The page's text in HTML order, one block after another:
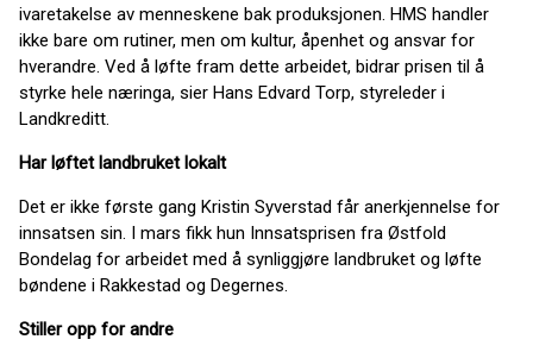
ivaretakelse av menneskene bak produksjonen. HMS handler
ikke bare om rutiner, men om kultur, åpenhet og ansvar for
hverandre. Ved å løfte fram dette arbeidet, bidrar prisen til å
styrke hele næringa, sier Hans Edvard Torp, styreleder i
Landkreditt.
Har løftet landbruket lokalt
Det er ikke første gang Kristin Syverstad får anerkjennelse for
innsatsen sin. I mars fikk hun Innsatsprisen fra Østfold
Bondelag for arbeidet med å synliggjøre landbruket og løfte
bøndene i Rakkestad og Degernes.
Stiller opp for andre